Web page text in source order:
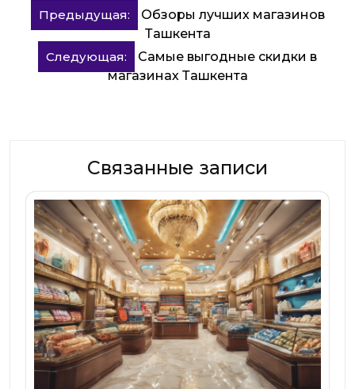
Навигация
по
записям
Предыдущая:
Обзоры лучших магазинов
Ташкента
Следующая:
Самые выгодные скидки в
магазинах Ташкента
Связанные записи